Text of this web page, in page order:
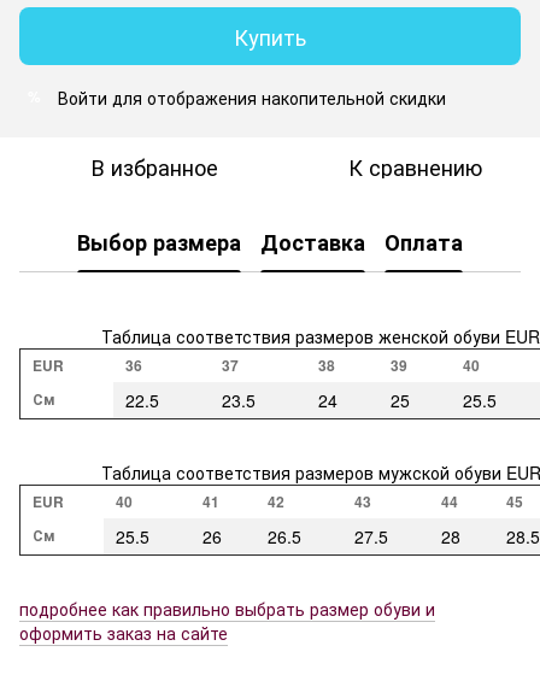
Купить
Войти для отображения накопительной скидки
В избранное К сравнению
Выбор размера Доставка Оплата
Таблица соответствия размеров женской обуви EUR
EUR 36 37 38 39
40
См
22.5 23.5 24 25 25.5
Таблица соответствия размеров мужской обуви EUR
EUR 40 41 42 43 44
45
См
25.5 26 26.5 27.5 28
подробнее как правильно выбрать размер обуви и
оформить заказ на сайте